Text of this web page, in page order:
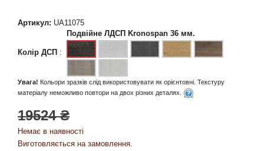
Артикул: UA11075
Колір ДСП :
Подвійне ЛДСП Kronospan 36 мм.
Увага! Кольори зразків слід використовувати як орієнтовні. Текстуру
матеріалу неможливо повтори на двох різних деталях.
19524 ₴
Немає в наявності
Виготовляється на замовлення.